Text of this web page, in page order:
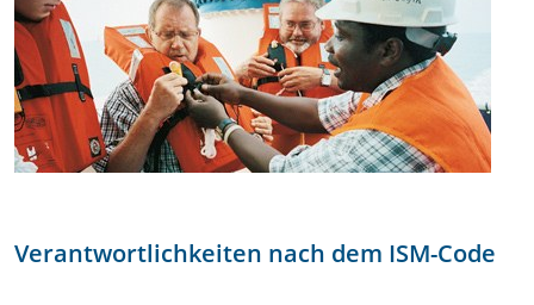
Verantwortlichkeiten nach dem ISM-Code